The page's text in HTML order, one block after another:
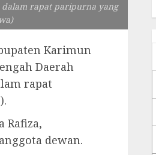
dalam rapat paripurna yang
Karimun
Daerah
rapat
Rafiza,
dewan.